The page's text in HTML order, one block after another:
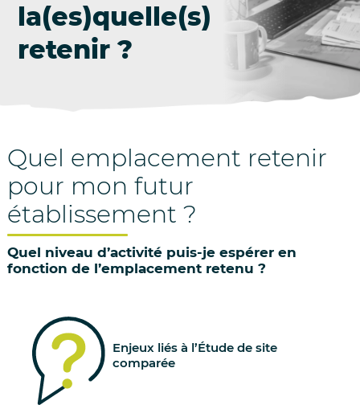
la(es)quelle(s)
retenir ?
Quel emplacement retenir
pour mon futur
établissement ?
Quel niveau d’activité puis-je espérer en
fonction de l’emplacement retenu ?
Enjeux liés à l’Étude de site
comparée